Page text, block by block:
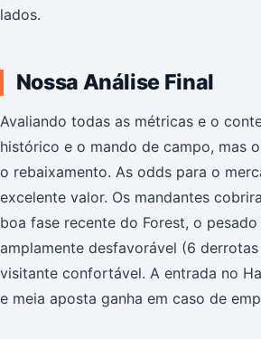
lados.
Nossa Análise Final
Avaliando todas as métricas e o
histórico e o mando de campo, mas
o rebaixamento. As odds para o
excelente valor. Os mandantes
boa fase recente do Forest, o
amplamente desfavorável (6
visitante confortável. A entrada no
e meia aposta ganha em caso de